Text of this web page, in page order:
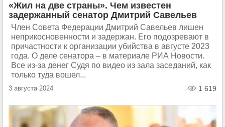
«Жил на две страны». Чем известен
задержанный сенатор Дмитрий Савельев
Член Совета Федерации Дмитрий Савельев лишен
неприкосновенности и задержан. Его подозревают в
причастности к организации убийства в августе 2023
года. О деле сенатора – в материале РИА Новости.
Все из-за денег Судя по видео из зала заседаний, как
только туда вошел...
3 августа 2024 1 619